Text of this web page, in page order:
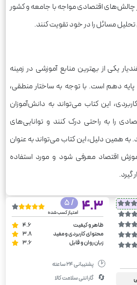
چالش‌های اقتصادی مواجه با جامعه و کشور
مسائل را در خود تقویت کنند.
یکی از بهترین منابع آموزشی در زمینه
پایه دهم است. با توجه به ساختار منطقی،
این کتاب می‌تواند به دانش‌آموزان
را به راحتی درک کنند و توانایی‌های
به همین دلیل، این کتاب می‌تواند به عنوان
اقتصاد معرفی شود و مورد استفاده
گیرد.
4.3
/ 5
امتیاز کسب شده
ظاهر و کیفیت
4.6
محتوای کاربردی و مفید
3.8
زبان روان و قابل
3.6
🕑 پشتیبانی ۲۴ ساعته
🔄 گارانتی سلامت کالا